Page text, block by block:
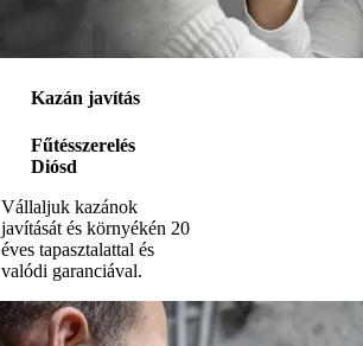
Kazán javítás
Fűtésszerelés
Diósd
Vállaljuk kazánok
javítását és környékén 20
éves tapasztalattal és
valódi garanciával.